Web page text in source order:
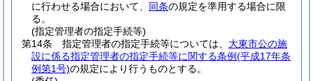
に行わせる場合において、 同条の規定を準用する場合に限
る。
(指定管理者の指定手続等)
第14条
指定管理者の指定手続等については、 大東市公の施
設に係る指定管理者の指定手続等に関する条例(平成17年条
例第1号)の規定により行うものとする。